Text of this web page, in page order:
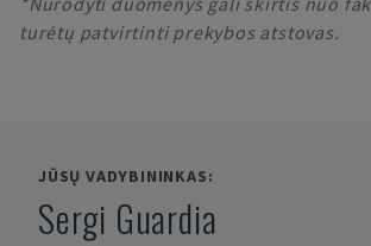
turėtų patvirtinti prekybos atstovas.
JŪSŲ VADYBININKAS:
Sergi Guardia